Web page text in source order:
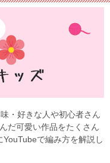
・好きな人や初心者さん
だ可愛い作品をたくさん
で編み方を解説し